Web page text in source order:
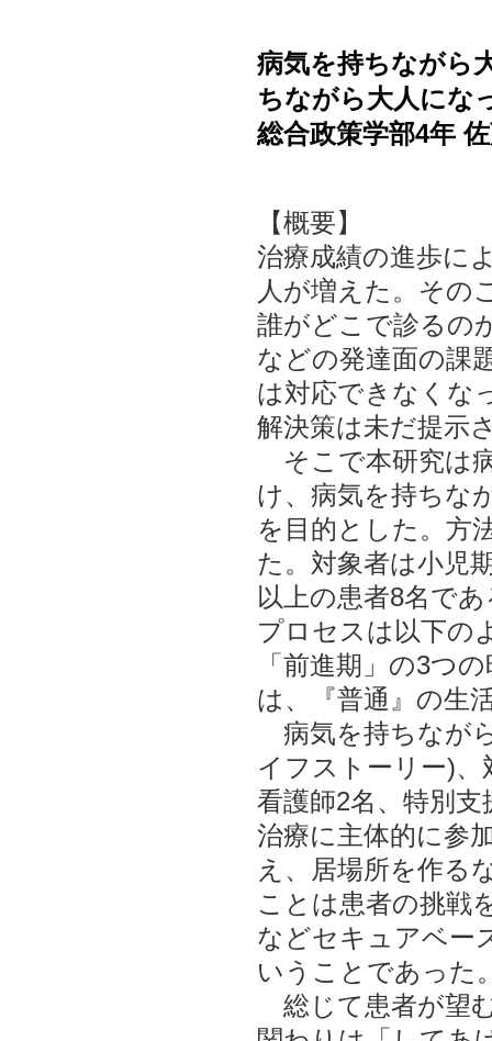
病気を持ちながら
ちながら大人にな
総合政策学部4年
【概要】
治療成績の進歩に
人が増えた。その
誰がどこで診るの
などの発達面の課
は対応できなくな
解決策は未だ提示
そこで本研究は
け、病気を持ちな
を目的とした。方
た。対象者は小児
以上の患者8名で
プロセスは以下の
「前進期」の3つ
は、『普通』の生
病気を持ちなが
イフストーリー)、
看護師2名、特別
治療に主体的に参
え、居場所を作る
ことは患者の挑戦
などセキュアベー
いうことであった
総じて患者が望